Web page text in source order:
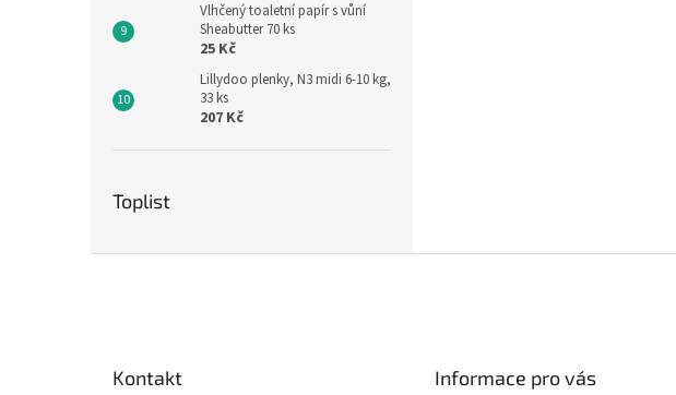
Vlhčený toaletní papír s vůní
Sheabutter 70 ks
25 Kč
Lillydoo plenky, N3 midi 6-10 kg,
33 ks
207 Kč
Toplist
Kontakt Informace pro vás